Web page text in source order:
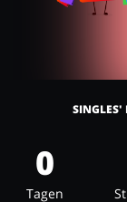
SINGLES'
0
Tagen